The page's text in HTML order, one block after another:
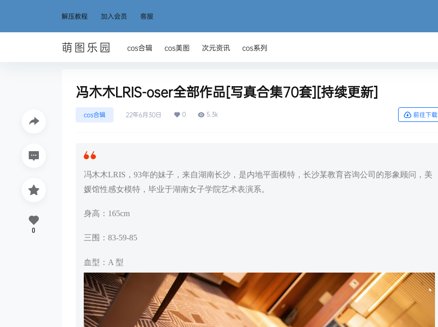
解压教程 加入会员 客服
萌图乐园 cos合辑 cos美图 次元资讯 cos系列
冯木木LRIS-oser全部作品[写真合集70套][持续更新]
cos合辑 22年6月30日 0 5.3k 前往下载
冯木木LRIS，93年的妹子，来自湖南长沙，是内地平面模特，长沙某教育咨询公司的形象顾问，美
媛馆性感女模特，毕业于湖南女子学院艺术表演系。
身高：165cm
三围：83-59-85
血型：A 型
0